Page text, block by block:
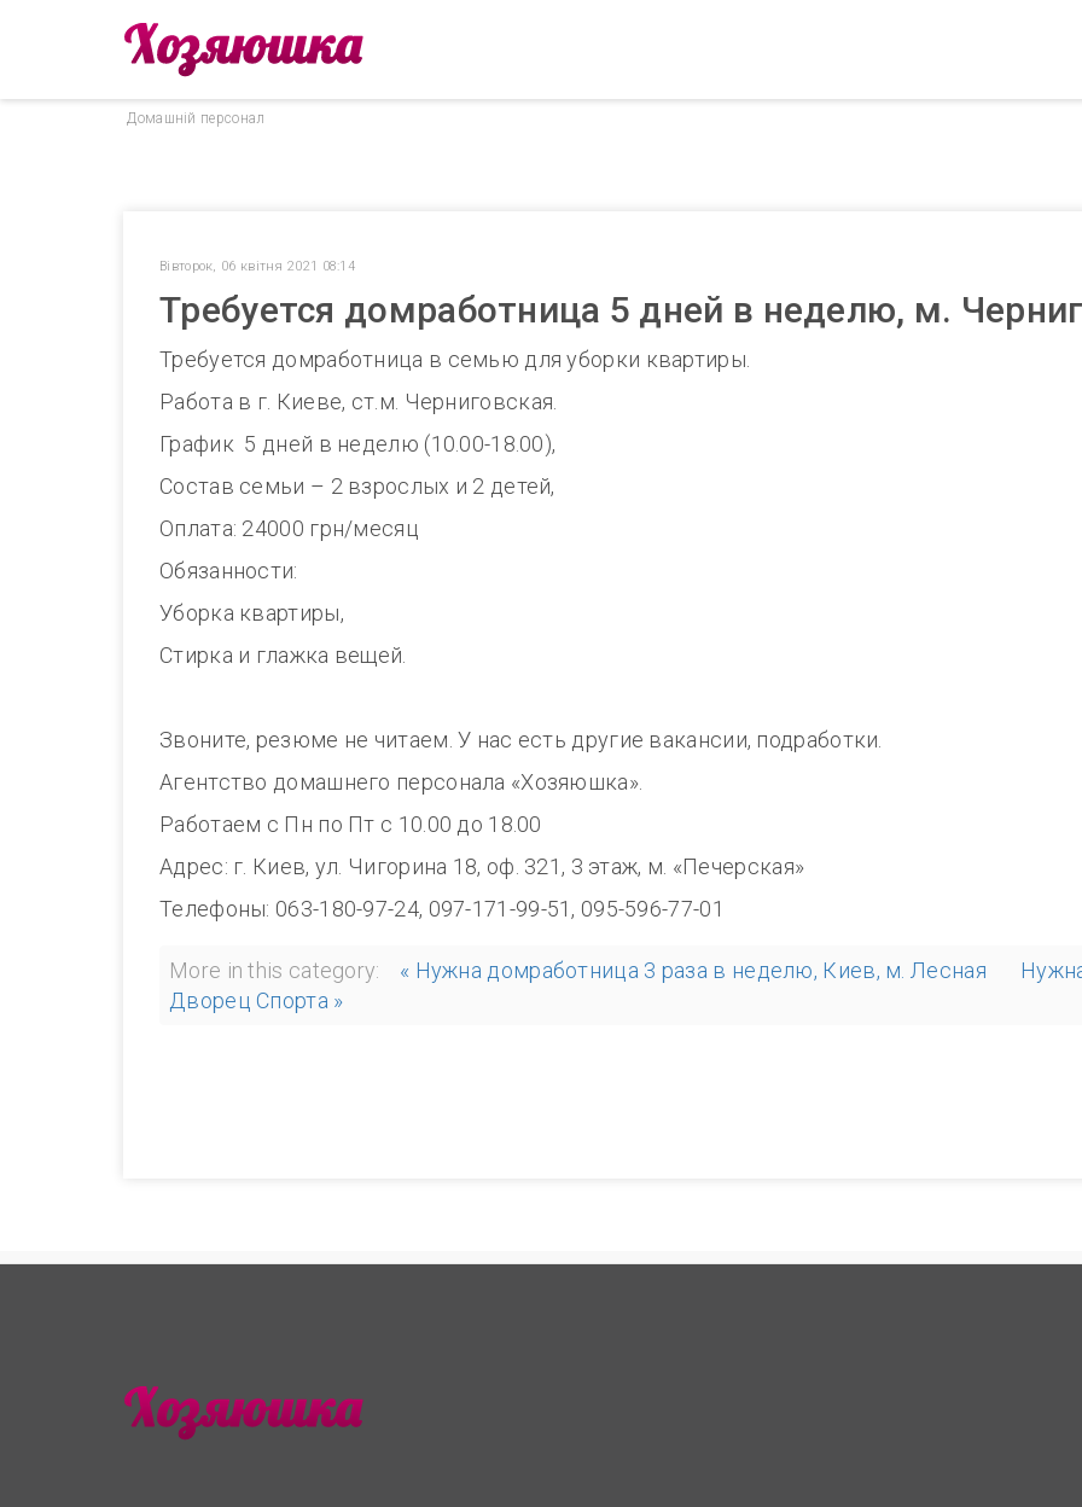
Домашнiй персонал
Вівторок, 06 квітня 2021 08:14
Требуется домработница 5 дней в неделю, м.
Требуется домработница в семью для уборки квартиры.
Работа в г. Киеве, ст.м. Черниговская.
График 5 дней в неделю (10.00-18.00),
Состав семьи – 2 взрослых и 2 детей,
Оплата: 24000 грн/месяц
Обязанности:
Уборка квартиры,
Стирка и глажка вещей.
Звоните, резюме не читаем. У нас есть другие вакансии, подработки.
Агентство домашнего персонала «Хозяюшка».
Работаем с Пн по Пт с 10.00 до 18.00
Адрес: г. Киев, ул. Чигорина 18, оф. 321, 3 этаж, м. «Печерская»
Телефоны: 063-180-97-24, 097-171-99-51, 095-596-77-01
More in this category: « Нужна домработница 3 раза в неделю, Киев, м. Лесная
Дворец Спорта »